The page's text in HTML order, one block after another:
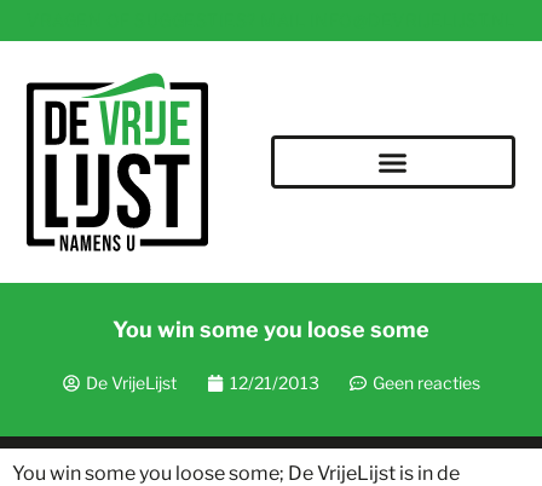
You win some you loose some
De VrijeLijst 12/21/2013 Geen reacties
You win some you loose some; De VrijeLijst is in de